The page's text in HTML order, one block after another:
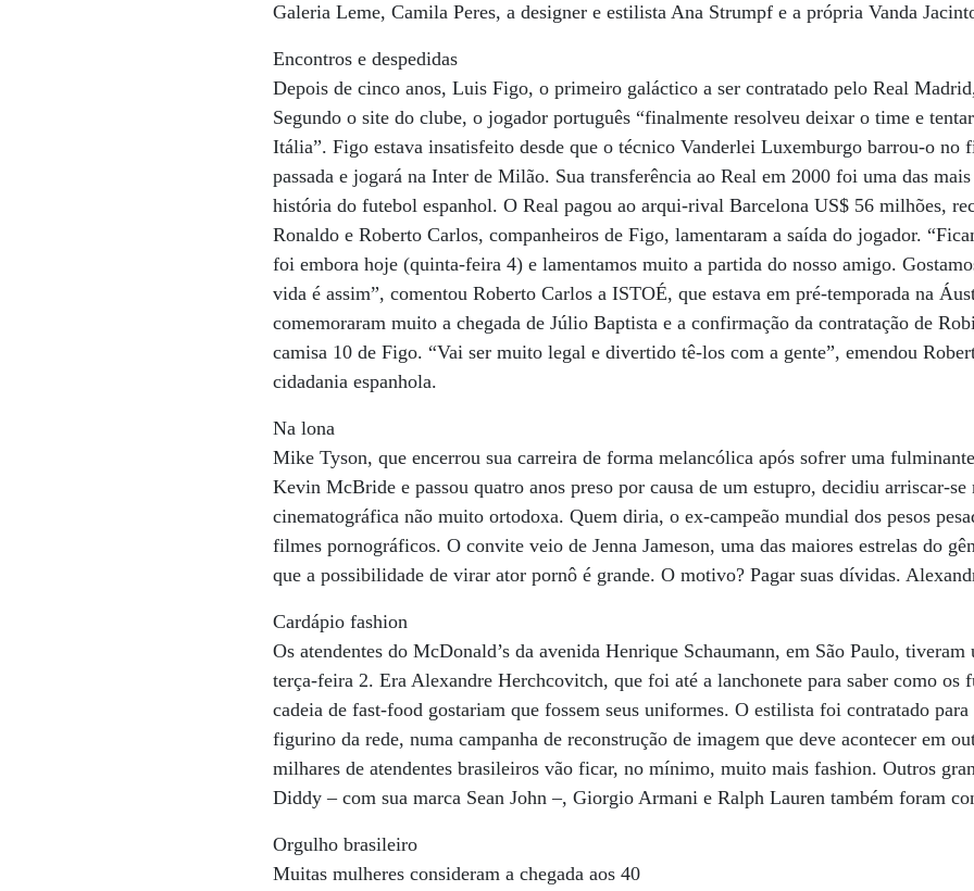
Galeria Leme, Camila Peres, a designer e estilista Ana Strumpf e a própria Vanda
Encontros e despedidas
Depois de cinco anos, Luis Figo, o primeiro galáctico a ser contratado pelo Real
Segundo o site do clube, o jogador português “finalmente resolveu deixar o time e
Itália”. Figo estava insatisfeito desde que o técnico Vanderlei Luxemburgo barrou-o no
passada e jogará na Inter de Milão. Sua transferência ao Real em 2000 foi uma das
história do futebol espanhol. O Real pagou ao arqui-rival Barcelona US$ 56 milhões,
Ronaldo e Roberto Carlos, companheiros de Figo, lamentaram a saída do jogador.
foi embora hoje (quinta-feira 4) e lamentamos muito a partida do nosso amigo.
vida é assim”, comentou Roberto Carlos a ISTOÉ, que estava em pré-temporada na
comemoraram muito a chegada de Júlio Baptista e a confirmação da contratação de
camisa 10 de Figo. “Vai ser muito legal e divertido tê-los com a gente”, emendou
cidadania espanhola.
Na lona
Mike Tyson, que encerrou sua carreira de forma melancólica após sofrer uma
Kevin McBride e passou quatro anos preso por causa de um estupro, decidiu arriscar-se
cinematográfica não muito ortodoxa. Quem diria, o ex-campeão mundial dos pesos
filmes pornográficos. O convite veio de Jenna Jameson, uma das maiores estrelas do
que a possibilidade de virar ator pornô é grande. O motivo? Pagar suas dívidas.
Cardápio fashion
Os atendentes do McDonald’s da avenida Henrique Schaumann, em São Paulo,
terça-feira 2. Era Alexandre Herchcovitch, que foi até a lanchonete para saber como os
cadeia de fast-food gostariam que fossem seus uniformes. O estilista foi contratado
figurino da rede, numa campanha de reconstrução de imagem que deve acontecer em
milhares de atendentes brasileiros vão ficar, no mínimo, muito mais fashion. Outros
Diddy – com sua marca Sean John –, Giorgio Armani e Ralph Lauren também foram
Orgulho brasileiro
Muitas mulheres consideram a chegada aos 40